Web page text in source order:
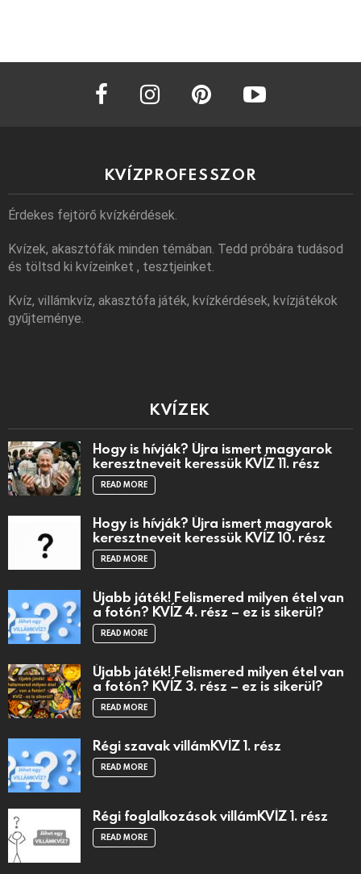
facebook instagram
KVÍZPROFESSZOR
Érdekes fejtörő kvízkérdések.
Kvízek, akasztófák minden témában. Tedd próbára tudásod
és töltsd ki kvízeinket , tesztjeinket.
Kvíz, villámkvíz, akasztófa játék, kvízkérdések, kvízjátékok
gyűjteménye.
KVÍZEK
Hogy is hívják? Újra ismert magyarok
keresztneveit keressük KVÍZ 11. rész
READ MORE
Hogy is hívják? Újra ismert magyarok
keresztneveit keressük KVÍZ 10. rész
READ MORE
Újabb játék! Felismered milyen étel van
a fotón? KVÍZ 4. rész – ez is sikerül?
READ MORE
Újabb játék! Felismered milyen étel van
a fotón? KVÍZ 3. rész – ez is sikerül?
READ MORE
Régi szavak villámKVÍZ 1. rész
READ MORE
Régi foglalkozások villámKVÍZ 1. rész
READ MORE